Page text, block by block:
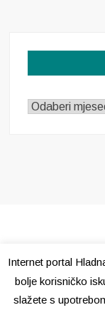
ARHIVA
Internet portal
bolje korisničko
slažete s
Copyright ©